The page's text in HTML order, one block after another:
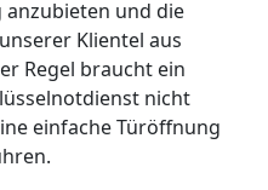
und die
Klientel aus
Regel braucht ein
nicht
einfache Türöffnung